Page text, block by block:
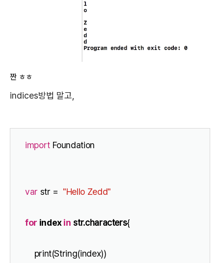
짠 ㅎㅎ
indices방법 말고,
import Foundation
var str = "Hello Zedd"
for index in str.characters{
print(String(index))